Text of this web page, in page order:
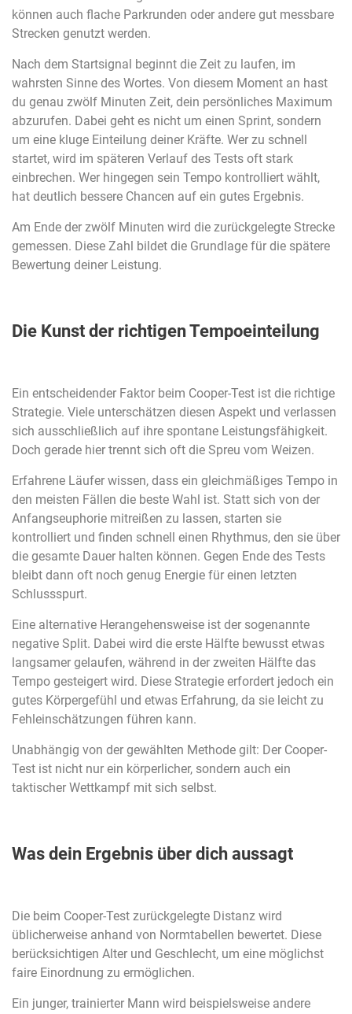
können auch flache Parkrunden oder andere gut messbare
Strecken genutzt werden.
Nach dem Startsignal beginnt die Zeit zu laufen, im
wahrsten Sinne des Wortes. Von diesem Moment an hast
du genau zwölf Minuten Zeit, dein persönliches Maximum
abzurufen. Dabei geht es nicht um einen Sprint, sondern
um eine kluge Einteilung deiner Kräfte. Wer zu schnell
startet, wird im späteren Verlauf des Tests oft stark
einbrechen. Wer hingegen sein Tempo kontrolliert wählt,
hat deutlich bessere Chancen auf ein gutes Ergebnis.
Am Ende der zwölf Minuten wird die zurückgelegte Strecke
gemessen. Diese Zahl bildet die Grundlage für die spätere
Bewertung deiner Leistung.
Die Kunst der richtigen Tempoeinteilung
Ein entscheidender Faktor beim Cooper-Test ist die richtige
Strategie. Viele unterschätzen diesen Aspekt und verlassen
sich ausschließlich auf ihre spontane Leistungsfähigkeit.
Doch gerade hier trennt sich oft die Spreu vom Weizen.
Erfahrene Läufer wissen, dass ein gleichmäßiges Tempo in
den meisten Fällen die beste Wahl ist. Statt sich von der
Anfangseuphorie mitreißen zu lassen, starten sie
kontrolliert und finden schnell einen Rhythmus, den sie über
die gesamte Dauer halten können. Gegen Ende des Tests
bleibt dann oft noch genug Energie für einen letzten
Schlussspurt.
Eine alternative Herangehensweise ist der sogenannte
negative Split. Dabei wird die erste Hälfte bewusst etwas
langsamer gelaufen, während in der zweiten Hälfte das
Tempo gesteigert wird. Diese Strategie erfordert jedoch ein
gutes Körpergefühl und etwas Erfahrung, da sie leicht zu
Fehleinschätzungen führen kann.
Unabhängig von der gewählten Methode gilt: Der Cooper-
Test ist nicht nur ein körperlicher, sondern auch ein
taktischer Wettkampf mit sich selbst.
Was dein Ergebnis über dich aussagt
Die beim Cooper-Test zurückgelegte Distanz wird
üblicherweise anhand von Normtabellen bewertet. Diese
berücksichtigen Alter und Geschlecht, um eine möglichst
faire Einordnung zu ermöglichen.
Ein junger, trainierter Mann wird beispielsweise andere